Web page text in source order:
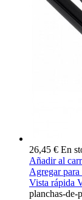
26,45 € En
Añadir al
Agregar para
Vista rápida
planchas-de-